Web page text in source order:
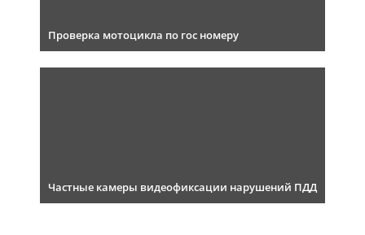
Проверка мотоцикла по гос номеру
Частные камеры видеофиксации нарушений ПДД